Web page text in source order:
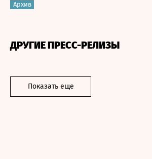
Архив
ДРУГИЕ ПРЕСС-РЕЛИЗЫ
Показать еще